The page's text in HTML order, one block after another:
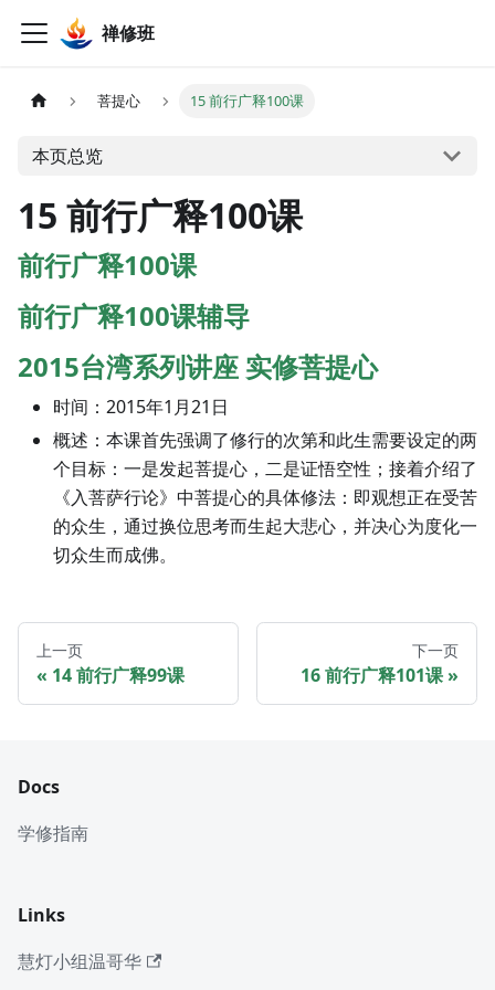
禅修班
菩提心 15 前行广释100课
本页总览
15 前行广释100课
前行广释100课
前行广释100课辅导
2015台湾系列讲座 实修菩提心
时间：2015年1月21日
概述：本课首先强调了修行的次第和此生需要设定的两
个目标：一是发起菩提心，二是证悟空性；接着介绍了
《入菩萨行论》中菩提心的具体修法：即观想正在受苦
的众生，通过换位思考而生起大悲心，并决心为度化一
切众生而成佛。
上一页
14 前行广释99课
下一页
16 前行广释101课
Docs
学修指南
Links
慧灯小组温哥华